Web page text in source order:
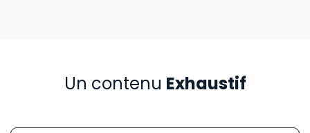
Un contenu Exhaustif